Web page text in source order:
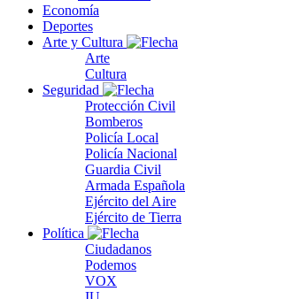
Economía
Deportes
Arte y Cultura
Arte
Cultura
Seguridad
Protección Civil
Bomberos
Policía Local
Policía Nacional
Guardia Civil
Armada Española
Ejército del Aire
Ejército de Tierra
Política
Ciudadanos
Podemos
VOX